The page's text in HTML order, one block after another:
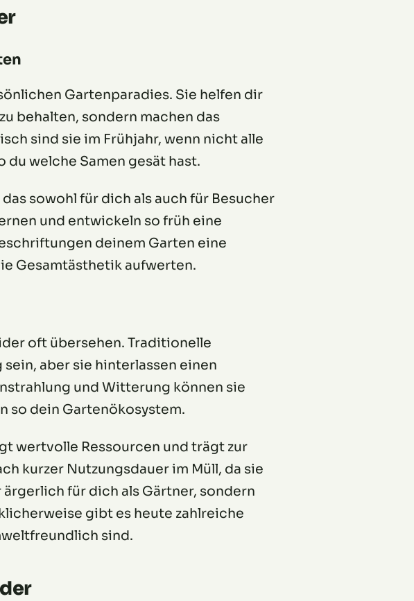
Gartenparadies. Sie helfen dir
behalten, sondern machen das
sind sie im Frühjahr, wenn nicht alle
welche Samen gesät hast.
sowohl für dich als auch für Besucher
und entwickeln so früh eine
deinem Garten eine
Gesamtästhetik aufwerten.
oft übersehen. Traditionelle
aber sie hinterlassen einen
und Witterung können sie
so dein Gartenökosystem.
wertvolle Ressourcen und trägt zur
kurzer Nutzungsdauer im Müll, da sie
für dich als Gärtner, sondern
gibt es heute zahlreiche
sind.